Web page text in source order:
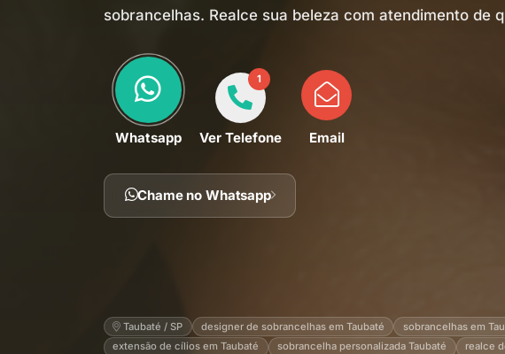
sobrancelhas. Realce sua beleza com atendimento de
Whatsapp
1
Ver Telefone Email
Chame no Whatsapp
Taubaté / SP designer de sobrancelhas em Taubaté sobrancelhas em
extensão de cílios em Taubaté
sobrancelha personalizada Taubaté realce